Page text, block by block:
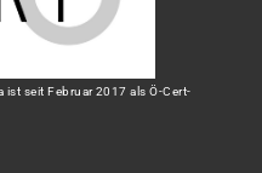
seit Februar 2017 als Ö-Cert-